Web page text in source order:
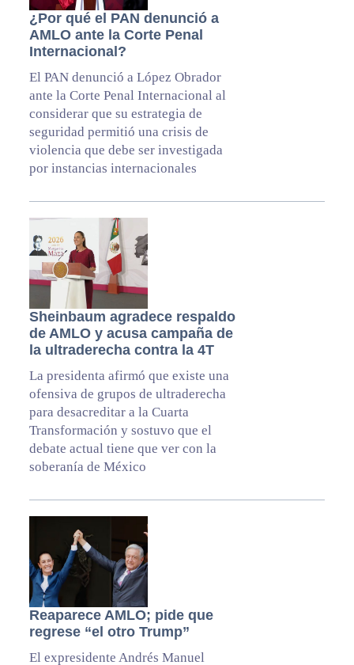
¿Por qué el PAN denunció a
AMLO ante la Corte Penal
Internacional?
El PAN denunció a López Obrador
ante la Corte Penal Internacional al
considerar que su estrategia de
seguridad permitió una crisis de
violencia que debe ser investigada
por instancias internacionales
Sheinbaum agradece respaldo
de AMLO y acusa campaña de
la ultraderecha contra la 4T
La presidenta afirmó que existe una
ofensiva de grupos de ultraderecha
para desacreditar a la Cuarta
Transformación y sostuvo que el
debate actual tiene que ver con la
soberanía de México
Reaparece AMLO; pide que
regrese “el otro Trump”
El expresidente Andrés Manuel